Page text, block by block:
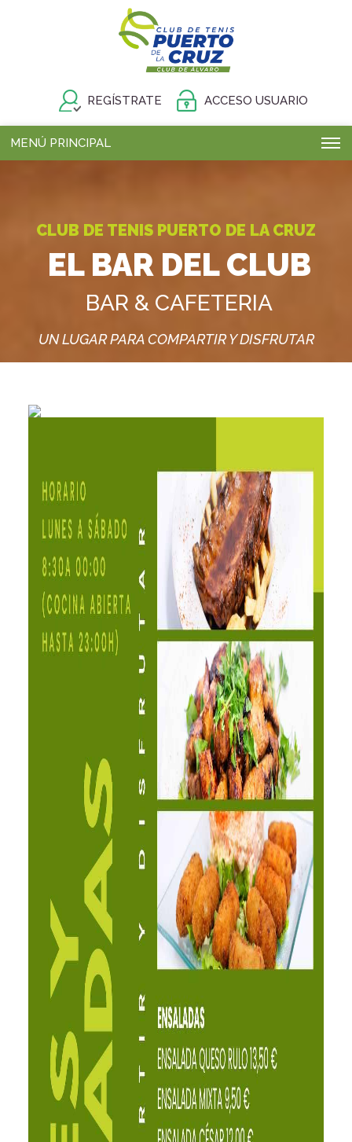
REGÍSTRATE ACCESO USUARIO
MENÚ PRINCIPAL
CLUB DE TENIS PUERTO DE LA CRUZ
EL BAR DEL CLUB
BAR & CAFETERIA
UN LUGAR PARA COMPARTIR Y DISFRUTAR